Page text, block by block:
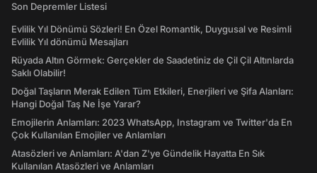
Son Depremler Listesi
Evlilik Yıl Dönümü Sözleri! En Özel Romantik, Duygusal ve Resimli
Evlilik Yıl dönümü Mesajları
Rüyada Altın Görmek: Gerçekler de Saadetiniz de Çil Çil Altınlarda
Saklı Olabilir!
Doğal Taşların Merak Edilen Tüm Etkileri, Enerjileri ve Şifa Alanları:
Hangi Doğal Taş Ne İşe Yarar?
Emojilerin Anlamları: 2023 WhatsApp, Instagram ve Twitter'da En
Çok Kullanılan Emojiler ve Anlamları
Atasözleri ve Anlamları: A'dan Z'ye Gündelik Hayatta En Sık
Kullanılan Atasözleri ve Anlamları